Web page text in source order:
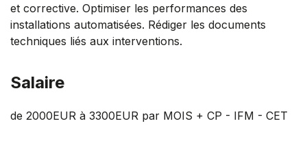
et corrective. Optimiser les performances des
installations automatisées. Rédiger les documents
techniques liés aux interventions.
Salaire
de 2000EUR à 3300EUR par MOIS + CP - IFM - CET